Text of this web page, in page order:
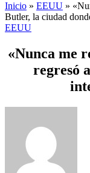
Inicio » EEUU »
Butler, la ciudad
EEUU
«Nunca me
regresó